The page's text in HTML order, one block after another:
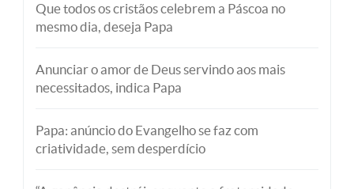
Que todos os cristãos celebrem a Páscoa no
mesmo dia, deseja Papa
Anunciar o amor de Deus servindo aos mais
necessitados, indica Papa
Papa: anúncio do Evangelho se faz com
criatividade, sem desperdício